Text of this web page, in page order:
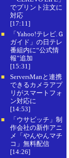
でプリント注文に
対応
[17:11]
■
「Yahoo!テレビ.Ｇ
ガイド」の日テレ
番組内に“公式情
報”追加
[15:31]
■
ServersManと連携
できるカメラアプ
リがスマートフォ
ン対応に
[14:53]
■
「ウサビッチ」制
作会社の新作アニ
メ「やんやんマチ
コ」無料配信
[14:26]